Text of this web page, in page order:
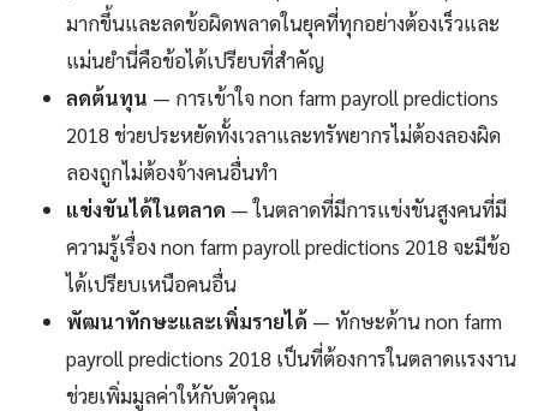
มากขึ้นและลดข้อผิดพลาดในยุคที่ทุกอย่างต้องเร็วและ
แม่นยำนี่คือข้อได้เปรียบที่สำคัญ
ลดต้นทุน — การเข้าใจ non farm payroll predictions
2018 ช่วยประหยัดทั้งเวลาและทรัพยากรไม่ต้องลองผิด
ลองถูกไม่ต้องจ้างคนอื่นทำ
แข่งขันได้ในตลาด — ในตลาดที่มีการแข่งขันสูงคนที่มี
ความรู้เรื่อง non farm payroll predictions 2018 จะมีข้อ
ได้เปรียบเหนือคนอื่น
พัฒนาทักษะและเพิ่มรายได้ — ทักษะด้าน non farm
payroll predictions 2018 เป็นที่ต้องการในตลาดแรงงาน
ช่วยเพิ่มมูลค่าให้กับตัวคุณ